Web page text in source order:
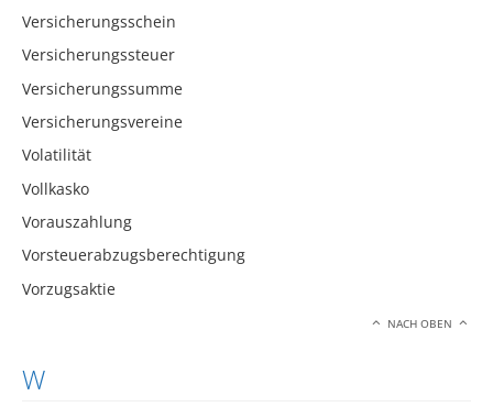
Versicherungsschein
Versicherungssteuer
Versicherungssumme
Versicherungsvereine
Volatilität
Vollkasko
Vorauszahlung
Vorsteuerabzugsberechtigung
Vorzugsaktie
NACH OBEN
W